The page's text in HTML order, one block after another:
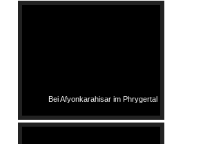
Bei Afyonkarahisar im Phrygertal